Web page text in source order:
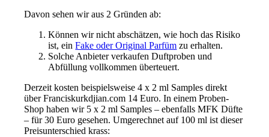
Davon sehen wir aus 2 Gründen ab:
Können wir nicht abschätzen, wie hoch das Risiko
ist, einFake oder Original Parfüm zu erhalten.
Solche Anbieter verkaufen Duftproben und
Abfüllung vollkommen überteuert.
Derzeit kosten beispielsweise 4 x 2 ml Samples direkt
über Franciskurkdjian.com 14 Euro. In einem Proben-
Shop haben wir 5 x 2 ml Samples – ebenfalls MFK Düfte
– für 30 Euro gesehen. Umgerechnet auf 100 ml ist dieser
Preisunterschied krass: